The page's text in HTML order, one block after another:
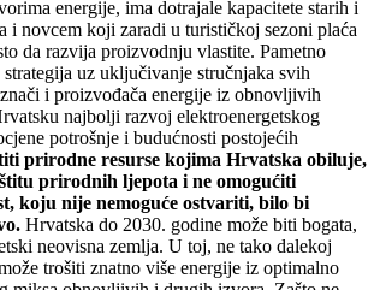
energije, ima dotrajale kapacitete starih i
i novcem koji zaradi u turističkoj sezoni plaća
da razvija proizvodnju vlastite. Pametno
strategija uz uključivanje stručnjaka svih
i proizvođača energije iz obnovljivih
najbolji razvoj elektroenergetskog
potrošnje i budućnosti postojećih
prirodne resurse kojima Hrvatska obiluje,
prirodnih ljepota i ne omogućiti
koju nije nemoguće ostvariti, bilo bi
Hrvatska do 2030. godine može biti bogata,
neovisna zemlja. U toj, ne tako dalekoj
trošiti znatno više energije iz optimalno